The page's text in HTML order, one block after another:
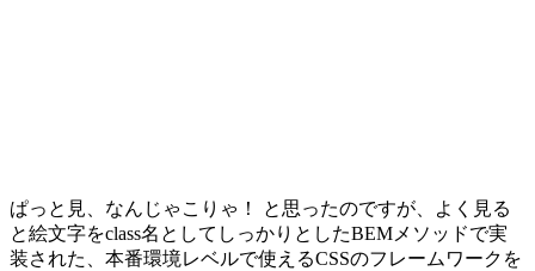
ぱっと見、なんじゃこりゃ！ と思ったのですが、よく見る
と絵文字をclass名としてしっかりとしたBEMメソッドで実
装された、本番環境レベルで使えるCSSのフレームワークを